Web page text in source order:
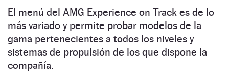
El menú del AMG Experience on Track es de lo
más variado y permite probar modelos de la
gama pertenecientes a todos los niveles y
sistemas de propulsión de los que dispone la
compañía.